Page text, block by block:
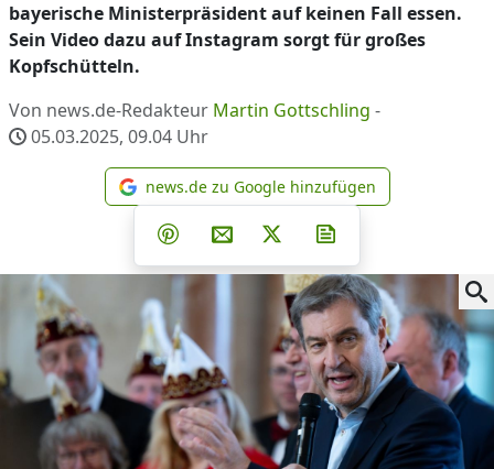
bayerische Ministerpräsident auf keinen Fall essen.
Sein Video dazu auf Instagram sorgt für großes
Kopfschütteln.
Von news.de-Redakteur Martin Gottschling -
05.03.2025, 09.04 Uhr
news.de zu Google
news.de zu Google hinzufügen
Teilen auf Facebook
Teilen auf Whatsapp
Teilen auf Telegram
Teilen auf Pinterest
Per E-Mail teilen
Post auf X